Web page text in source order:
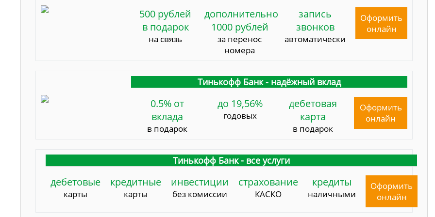
500 рублей
в подарок
на связь
дополнительно
1000 рублей
за перенос
номера
запись
звонков
автоматически
Оформить
онлайн
Тинькофф Банк - надёжный вклад
0.5% от
вклада
в подарок
до 19,56%
годовых
дебетовая
карта
в подарок
Оформить
онлайн
Тинькофф Банк - все услуги
дебетовые
карты
кредитные
карты
инвестиции
без комиссии
страхование
КАСКО
кредиты
наличными
Оформить
онлайн